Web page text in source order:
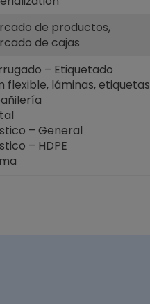
de productos,
de cajas
– Etiquetado
flexible, láminas, etiquetas
– General
– HDPE